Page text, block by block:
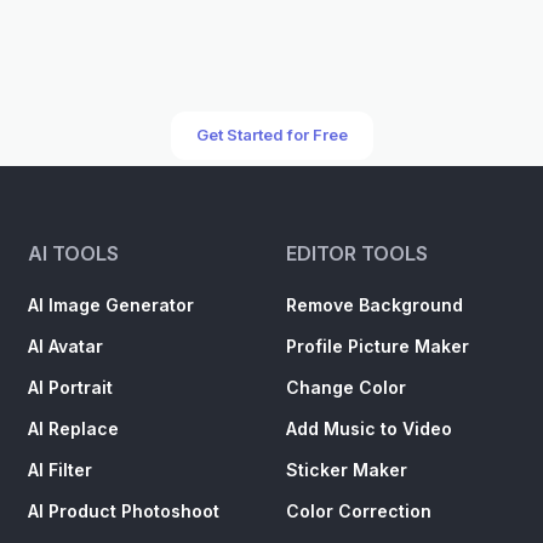
Get Started for Free
AI TOOLS
AI Image Generator
AI Avatar
AI Portrait
AI Replace
AI Filter
AI Product Photoshoot
EDITOR TOOLS
Remove Background
Profile Picture Maker
Change Color
Add Music to Video
Sticker Maker
Color Correction